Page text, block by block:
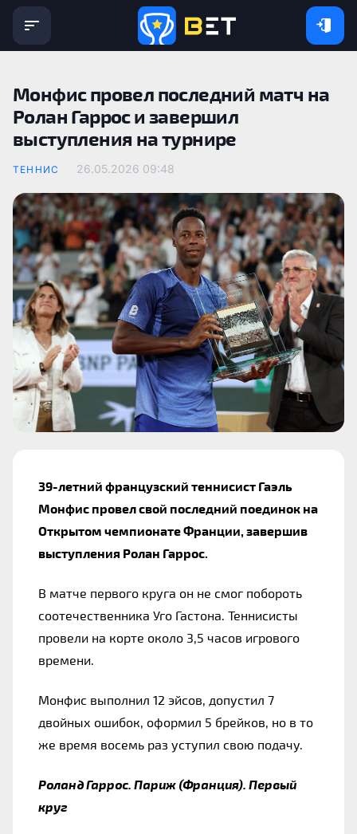
Монфис провел последний матч на
Ролан Гаррос и завершил
выступления на турнире
ТЕННИС 26.05.2026 09:48
39-летний французский теннисист Гаэль
Монфис провел свой последний поединок на
Открытом чемпионате Франции, завершив
выступления Ролан Гаррос.
В матче первого круга он не смог побороть
соотечественника Уго Гастона. Теннисисты
провели на корте около 3,5 часов игрового
времени.
Монфис выполнил 12 эйсов, допустил 7
двойных ошибок, оформил 5 брейков, но в то
же время восемь раз уступил свою подачу.
Роланд Гаррос. Париж (Франция). Первый
круг